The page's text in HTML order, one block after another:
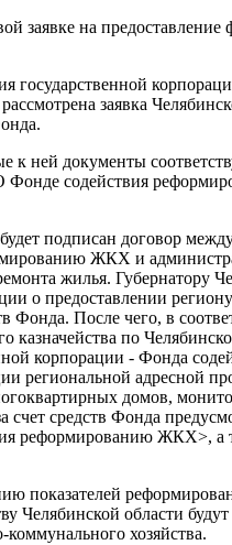
заявке на
государственной
заявка
к ней документы
Фонде содействия
подписан договор
ЖКХ и
жилья. Губернатору
о предоставлении
Фонда. После чего, в
казначейства по
корпорации - Фонда
региональной адресной
домов,
средств Фонда
реформированию ЖКХ>, а
показателей
Челябинской области
хозяйства.